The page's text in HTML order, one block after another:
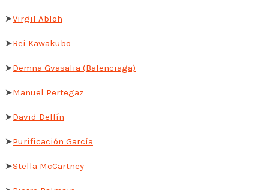
➤Virgil Abloh
➤Rei Kawakubo
➤Demna Gvasalia (Balenciaga)
➤Manuel Pertegaz
➤David Delfín
➤Purificación García
➤Stella McCartney